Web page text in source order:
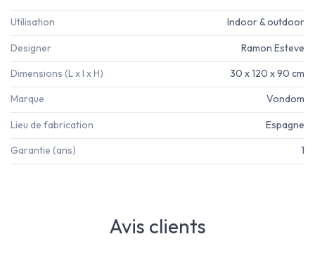
Utilisation Indoor & outdoor
Designer Ramon Esteve
Dimensions (L x l x H) 30 x 120 x 90 cm
Marque Vondom
Lieu de fabrication Espagne
Garantie (ans) 1
Avis clients